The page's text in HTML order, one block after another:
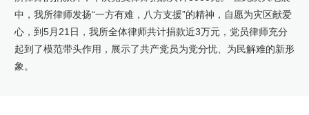
康桥出版
中，我所律师发扬“一方有难，八方支援”的精神，自愿为灾区献爱
心，到5月21日，我所全体律师共计捐款近3万元，党员律师充分
起到了模范带头作用，展示了共产党员为党分忧、为民解难的新形
象。